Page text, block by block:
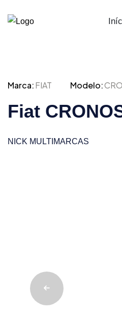
Marca:FIAT Modelo:
Fiat
NICK MULTIMARCAS